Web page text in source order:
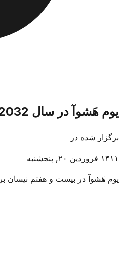
یوم هَشوآ در سال 2032 چه زمانی است؟
برگزار شده در
۱۴۱۱ فروردین ۲۰, پنجشنبه
یوم هَشوآ در بیست و هفتم نیسان